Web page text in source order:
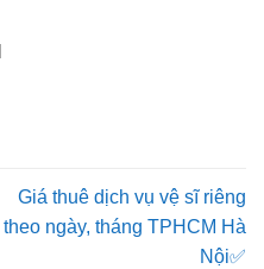
Giá thuê dịch vụ vệ sĩ riêng
theo ngày, tháng TPHCM Hà
Nội✅